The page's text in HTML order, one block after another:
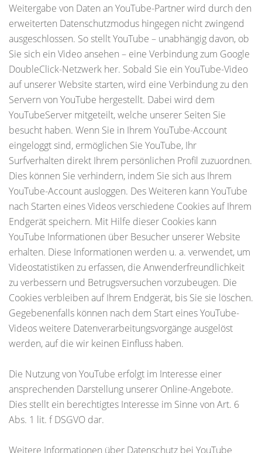
Weitergabe von Daten an YouTube-Partner wird durch den
erweiterten Datenschutzmodus hingegen nicht zwingend
ausgeschlossen. So stellt YouTube – unabhängig davon, ob
Sie sich ein Video ansehen – eine Verbindung zum Google
DoubleClick-Netzwerk her. Sobald Sie ein YouTube-Video
auf unserer Website starten, wird eine Verbindung zu den
Servern von YouTube hergestellt. Dabei wird dem
YouTubeServer mitgeteilt, welche unserer Seiten Sie
besucht haben. Wenn Sie in Ihrem YouTube-Account
eingeloggt sind, ermöglichen Sie YouTube, Ihr
Surfverhalten direkt Ihrem persönlichen Profil zuzuordnen.
Dies können Sie verhindern, indem Sie sich aus Ihrem
YouTube-Account ausloggen. Des Weiteren kann YouTube
nach Starten eines Videos verschiedene Cookies auf Ihrem
Endgerät speichern. Mit Hilfe dieser Cookies kann
YouTube Informationen über Besucher unserer Website
erhalten. Diese Informationen werden u. a. verwendet, um
Videostatistiken zu erfassen, die Anwenderfreundlichkeit
zu verbessern und Betrugsversuchen vorzubeugen. Die
Cookies verbleiben auf Ihrem Endgerät, bis Sie sie löschen.
Gegebenenfalls können nach dem Start eines YouTube-
Videos weitere Datenverarbeitungsvorgänge ausgelöst
werden, auf die wir keinen Einfluss haben.
Die Nutzung von YouTube erfolgt im Interesse einer
ansprechenden Darstellung unserer Online-Angebote.
Dies stellt ein berechtigtes Interesse im Sinne von Art. 6
Abs. 1 lit. f DSGVO dar.
Weitere Informationen über Datenschutz bei YouTube